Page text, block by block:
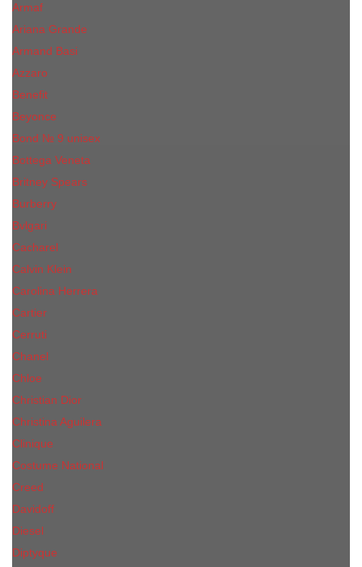
Armaf
Ariana Grande
Armand Basi
Azzaro
Benefit
Beyonce
Bond № 9 unisex
Bottega Veneta
Britney Spears
Burberry
Bvlgari
Cacharel
Calvin Klein
Carolina Herrera
Cartier
Cerruti
Сhanеl
Chloe
Christian Dior
Christina Aguilera
Сliniquе
Costume National
Creed
Davidoff
Diesel
Diptyque